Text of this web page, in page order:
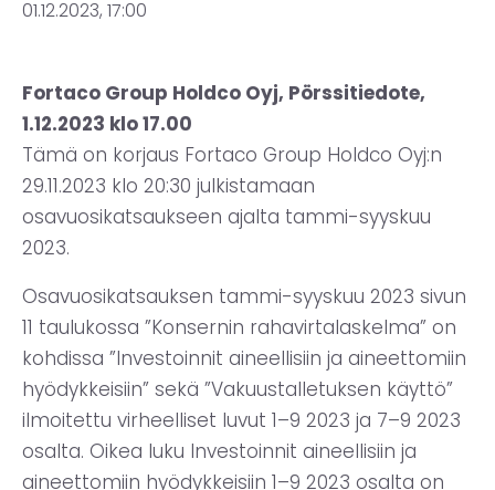
01.12.2023, 17:00
Fortaco Group Holdco Oyj, Pörssitiedote,
1.12.2023 klo 17.00
Tämä on korjaus Fortaco Group Holdco Oyj:n
29.11.2023 klo 20:30 julkistamaan
osavuosikatsaukseen ajalta tammi-syyskuu
2023.
Osavuosikatsauksen tammi-syyskuu 2023 sivun
11 taulukossa ”Konsernin rahavirtalaskelma” on
kohdissa ”Investoinnit aineellisiin ja aineettomiin
hyödykkeisiin” sekä ”Vakuustalletuksen käyttö”
ilmoitettu virheelliset luvut 1–9 2023 ja 7–9 2023
osalta. Oikea luku Investoinnit aineellisiin ja
aineettomiin hyödykkeisiin 1–9 2023 osalta on